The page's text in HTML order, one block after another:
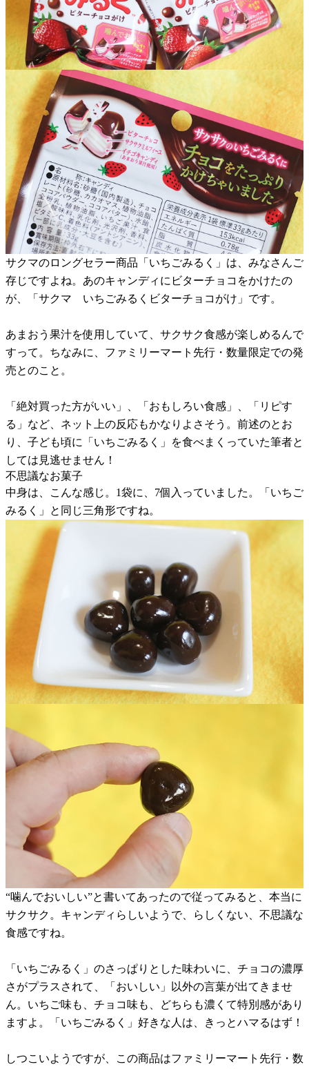
サクマのロングセラー商品「いちごみるく」は、みなさんご
存じですよね。あのキャンディにビターチョコをかけたの
が、「サクマ いちごみるくビターチョコがけ」です。
あまおう果汁を使用していて、サクサク食感が楽しめるんで
すって。ちなみに、ファミリーマート先行・数量限定での発
売とのこと。
「絶対買った方がいい」、「おもしろい食感」、「リピす
る」など、ネット上の反応もかなりよさそう。前述のとお
り、子ども頃に「いちごみるく」を食べまくっていた筆者と
しては見逃せません！
不思議なお菓子
中身は、こんな感じ。1袋に、7個入っていました。「いちご
みるく」と同じ三角形ですね。
“噛んでおいしい”と書いてあったので従ってみると、本当に
サクサク。キャンディらしいようで、らしくない、不思議な
食感ですね。
「いちごみるく」のさっぱりとした味わいに、チョコの濃厚
さがプラスされて、「おいしい」以外の言葉が出てきませ
ん。いちご味も、チョコ味も、どちらも濃くて特別感があり
ますよ。「いちごみるく」好きな人は、きっとハマるはず！
しつこいようですが、この商品はファミリーマート先行・数